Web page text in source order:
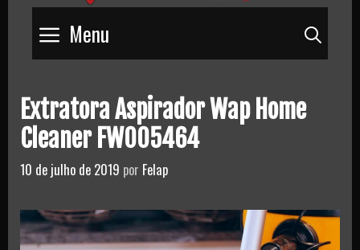
Menu
Extratora Aspirador Wap Home
Cleaner FW005464
10 de julho de 2019 por Felap